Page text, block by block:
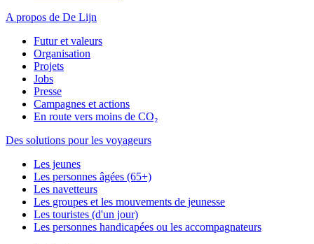
A propos de De Lijn
Futur et valeurs
Organisation
Projets
Jobs
Presse
Campagnes et actions
En route vers moins de CO₂
Des solutions pour les voyageurs
Les jeunes
Les personnes âgées (65+)
Les navetteurs
Les groupes et les mouvements de jeunesse
Les touristes (d'un jour)
Les personnes handicapées ou les accompagnateurs